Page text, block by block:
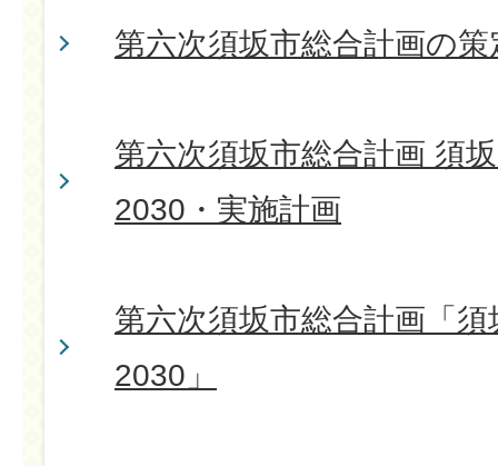
第六次須坂市総合計画の
第六次須坂市総合計画 須
2030・実施計画
第六次須坂市総合計画「
2030」